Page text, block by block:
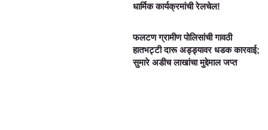
धार्मिक कार्यक्रमांची रेलचेल!
फलटण ग्रामीण पोलिसांची गावठी
हातभट्टी दारू अड्ड्यावर धडक कारवाई;
सुमारे अडीच लाखांचा मुद्देमाल जप्त